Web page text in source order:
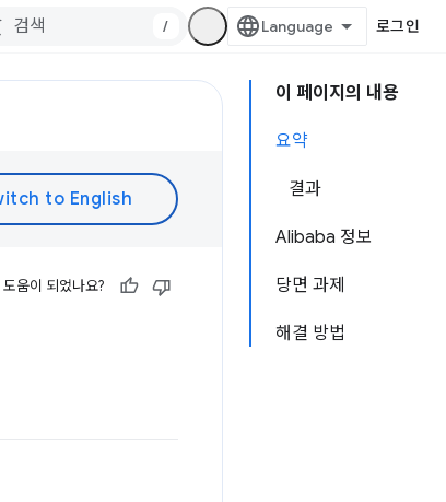
/ 로그인
이 페이지의 내용
요약
결과
Alibaba 정보
당면 과제
해결 방법
도움이 되었나요?